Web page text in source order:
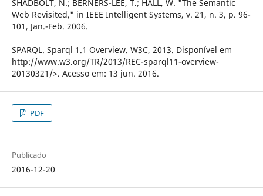
SHADBOLT, N.; BERNERS-LEE, T.; HALL, W. "The Semantic
Web Revisited," in IEEE Intelligent Systems, v. 21, n. 3, p. 96-
101, Jan.-Feb. 2006.
SPARQL. Sparql 1.1 Overview. W3C, 2013. Disponível em
http://www.w3.org/TR/2013/REC-sparql11-overview-
20130321/>. Acesso em: 13 jun. 2016.
PDF
Publicado
2016-12-20